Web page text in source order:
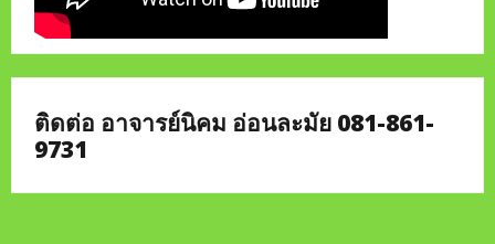
ติดต่อ อาจารย์นิคม อ่อนละมัย 081-861-
9731